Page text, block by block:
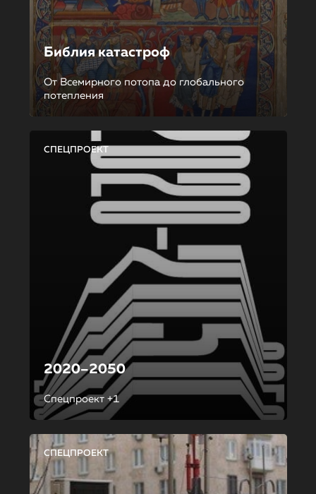
Библия катастроф
От Всемирного потопа до глобального
потепления
СПЕЦПРОЕКТ
2020–2050
Спецпроект +1
СПЕЦПРОЕКТ